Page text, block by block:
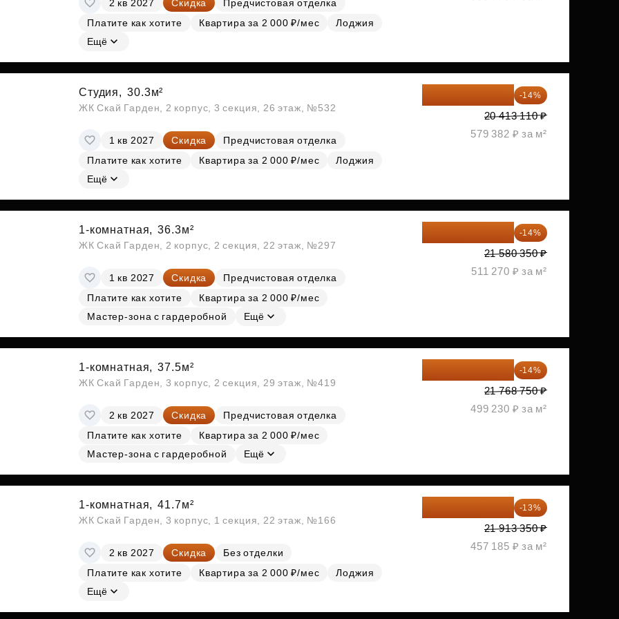
Субсидии
2 кв 2027 Скидка
Предчистовая отделка
Платите как хотите
Квартира за 2 000 ₽/мес
Лоджия
Ещё
Студия, 30.3м²
ЖК Скай Гарден, 2 корпус, 3 секция, 26 этаж, №532
1 кв 2027 Скидка
Предчистовая отделка
Платите как хотите
Квартира за 2 000 ₽/мес
Лоджия
Ещё
-14%
20 413 110 ₽
579 382 ₽ за м²
1-комнатная, 36.3м²
ЖК Скай Гарден, 2 корпус, 2 секция, 22 этаж, №297
1 кв 2027 Скидка
Предчистовая отделка
Платите как хотите
Квартира за 2 000 ₽/мес
Мастер-зона с гардеробной
Ещё
-14%
21 580 350 ₽
511 270 ₽ за м²
1-комнатная, 37.5м²
ЖК Скай Гарден, 3 корпус, 2 секция, 29 этаж, №419
2 кв 2027 Скидка
Предчистовая отделка
Платите как хотите
Квартира за 2 000 ₽/мес
Мастер-зона с гардеробной
Ещё
-14%
21 768 750 ₽
499 230 ₽ за м²
1-комнатная, 41.7м²
ЖК Скай Гарден, 3 корпус, 1 секция, 22 этаж, №166
2 кв 2027 Скидка
Без отделки
Платите как хотите
Квартира за 2 000 ₽/мес
Лоджия
Ещё
-13%
21 913 350 ₽
457 185 ₽ за м²